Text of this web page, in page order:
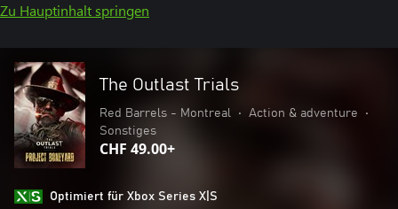
Zu Hauptinhalt springen
The Outlast Trials
Red Barrels - Montreal • Action & adventure
•
Sonstiges
CHF 49.00+
Optimiert für Xbox Series X|S